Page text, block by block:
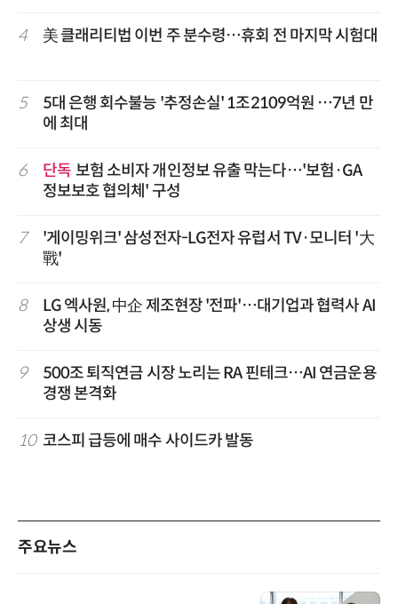
4 美 클래리티법 이번 주 분수령…휴회 전 마지막 시험대
5
5대 은행 회수불능 '추정손실' 1조2109억원 …7년 만
에 최대
6 단독 보험 소비자 개인정보 유출 막는다…'보험·GA
정보보호 협의체' 구성
7
'게이밍위크' 삼성전자-LG전자 유럽서 TV·모니터 '大
戰'
8
LG 엑사원, 中企 제조현장 '전파'…대기업과 협력사 AI
상생 시동
9
500조 퇴직연금 시장 노리는 RA 핀테크…AI 연금운용
경쟁 본격화
10 코스피 급등에 매수 사이드카 발동
주요뉴스